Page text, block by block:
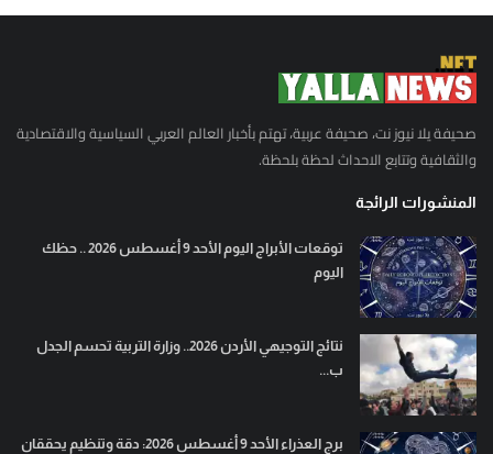
صحيفة يلا نيوز نت، صحيفة عربية، تهتم بأخبار العالم العربي السياسية والاقتصادية
والثقافية وتتابع الاحداث لحظة بلحظة.
المنشورات الرائجة
توقعات الأبراج اليوم الأحد 9 أغسطس 2026 .. حظك
اليوم
نتائج التوجيهي الأردن 2026.. وزارة التربية تحسم الجدل
ب...
برج العذراء الأحد 9 أغسطس 2026: دقة وتنظيم يحققان